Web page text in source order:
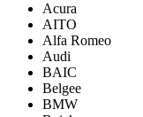
Acura
AITO
Alfa Romeo
Audi
BAIC
Belgee
BMW